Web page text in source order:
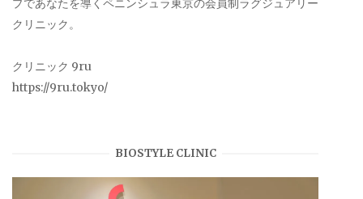
プであなたを導くペニンシュラ東京の会員制ラグジュアリー
クリニック。
クリニック 9ru
https://9ru.tokyo/
BIOSTYLE CLINIC